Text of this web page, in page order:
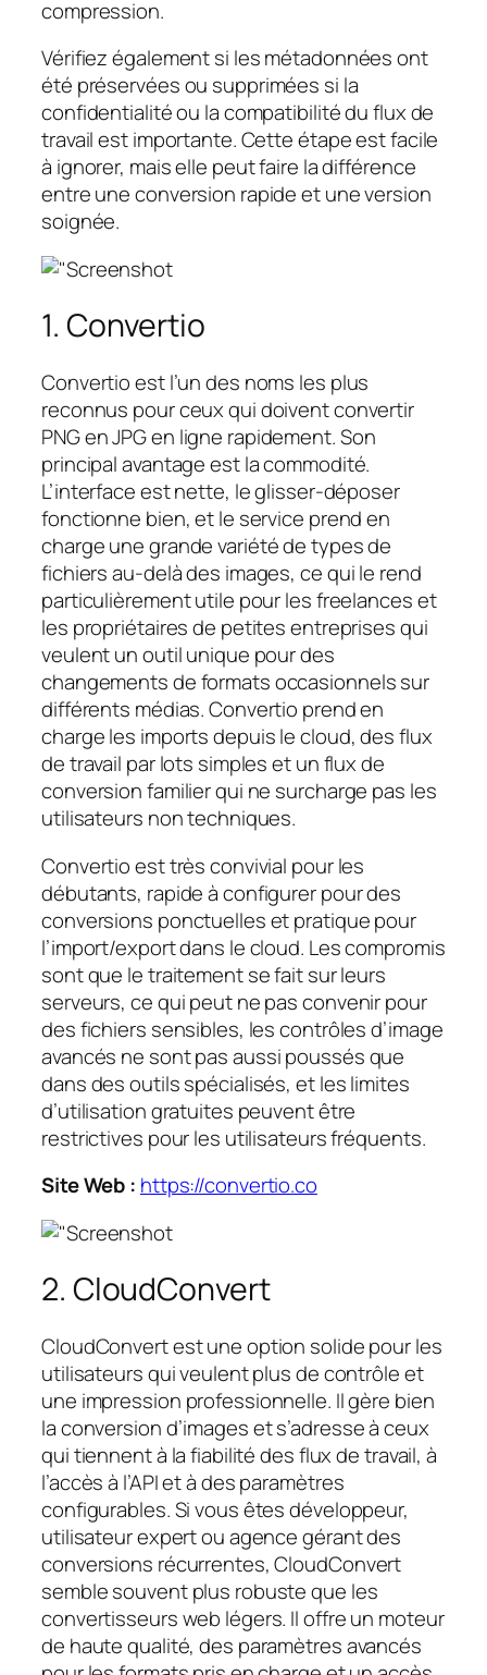
compression.
Vérifiez également si les métadonnées ont
été préservées ou supprimées si la
confidentialité ou la compatibilité du flux de
travail est importante. Cette étape est facile
à ignorer, mais elle peut faire la différence
entre une conversion rapide et une version
soignée.
1. Convertio
Convertio est l’un des noms les plus
reconnus pour ceux qui doivent convertir
PNG en JPG en ligne rapidement. Son
principal avantage est la commodité.
L’interface est nette, le glisser-déposer
fonctionne bien, et le service prend en
charge une grande variété de types de
fichiers au-delà des images, ce qui le rend
particulièrement utile pour les freelances et
les propriétaires de petites entreprises qui
veulent un outil unique pour des
changements de formats occasionnels sur
différents médias. Convertio prend en
charge les imports depuis le cloud, des flux
de travail par lots simples et un flux de
conversion familier qui ne surcharge pas les
utilisateurs non techniques.
Convertio est très convivial pour les
débutants, rapide à configurer pour des
conversions ponctuelles et pratique pour
l’import/export dans le cloud. Les compromis
sont que le traitement se fait sur leurs
serveurs, ce qui peut ne pas convenir pour
des fichiers sensibles, les contrôles d’image
avancés ne sont pas aussi poussés que
dans des outils spécialisés, et les limites
d’utilisation gratuites peuvent être
restrictives pour les utilisateurs fréquents.
Site Web : https://convertio.co
2. CloudConvert
CloudConvert est une option solide pour les
utilisateurs qui veulent plus de contrôle et
une impression professionnelle. Il gère bien
la conversion d’images et s’adresse à ceux
qui tiennent à la fiabilité des flux de travail, à
l’accès à l’API et à des paramètres
configurables. Si vous êtes développeur,
utilisateur expert ou agence gérant des
conversions récurrentes, CloudConvert
semble souvent plus robuste que les
convertisseurs web légers. Il offre un moteur
de haute qualité, des paramètres avancés